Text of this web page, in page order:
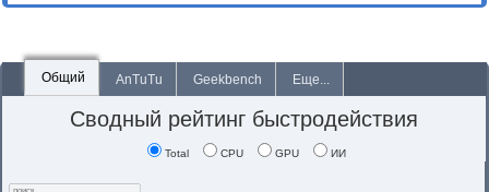
Общий AnTuTu Geekbench Еще...
Сводный рейтинг быстродействия
Total CPU GPU ИИ